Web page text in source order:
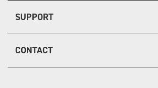
SUPPORT
CONTACT